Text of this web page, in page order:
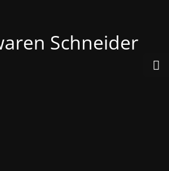
Schneider